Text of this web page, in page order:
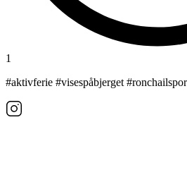
1
#aktivferie #visespåbjerget